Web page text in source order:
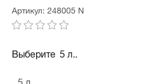
Артикул: 248005 N
Выберите 5 л..